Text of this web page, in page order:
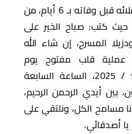
ووجه أحمد لطفي رسالة لزملائه قبل وفاته بـ 6 أيام، من
كتب: صباح الخير على
المسرح، إن شاء الله
قلب مفتوح يوم
الخميس الموافق 18 / 9 / 2025، الساعة السابعة
بين أيدي الرحمن الرحيم،
مسامح الكل، ونلتقي على
يا أصدقائي.